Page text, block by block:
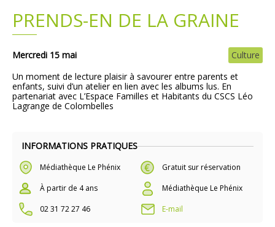
INFORMATIONS PRATIQUES
Médiathèque Le Phénix
Gratuit sur réservation
À partir de 4 ans
Médiathèque Le Phénix
02 31 72 27 46
E-mail
PRENDS-EN DE LA GRAINE
Mercredi 15 mai
Culture
Un moment de lecture plaisir à savourer entre parents et
enfants, suivi d’un atelier en lien avec les albums lus. En
partenariat avec L’Espace Familles et Habitants du CSCS Léo
Lagrange de Colombelles
Plans
Demandes légales
Emploi
Marchés publics
Grands projets